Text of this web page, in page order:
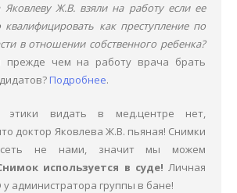
Яковлеву Ж.В. взяли на работу если ее
как преступление по
в отношении собственного ребенка?
прежде чем на работу врача брать
Подробнее.
этики видать в мед.центре нет,
доктор Яковлева Ж.В. пьяная! Снимки
не нами, значит мы можем
используется в суде!Личная
у администратора группы в бане!